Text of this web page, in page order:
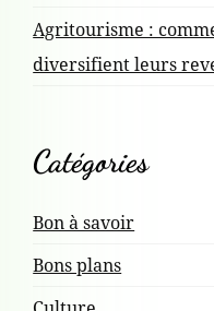
Agritourisme :
diversifient leurs
Catégories
Bon à savoir
Bons plans